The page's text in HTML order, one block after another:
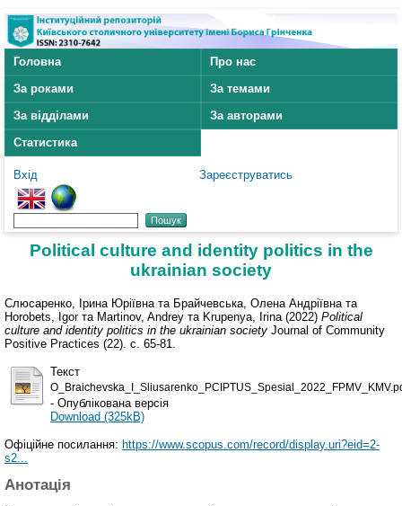
Головна
Про нас
За роками
За темами
За відділами
За авторами
Статистика
Вхід Зареєструватись
Political culture and identity politics in the
ukrainian society
Слюсаренко, Ірина Юріївна та Брайчевська, Олена Андріївна та
Horobets, Igorта Martinov, Andrey та Krupenya, Irina (2022) Political
culture and identity politics in the ukrainian society Journal of Community
Positive Practices (22). с. 65-81.
Текст
- Опублікована версія
Download (325kB)
Офіційне посилання: https://www.scopus.com/record/display.uri?eid=2-
s2...
Анотація